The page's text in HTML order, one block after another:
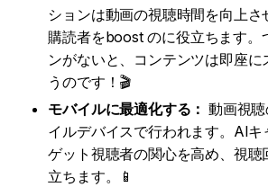
ションは動画の視聴時間を向上
購読者をboost のに役立ちます。
ンがないと、コンテンツは即座に
うのです！🎬
モバイルに最適化する：動画視
イルデバイスで行われます。AI
ゲット視聴者の関心を高め、視聴
立ちます。📱